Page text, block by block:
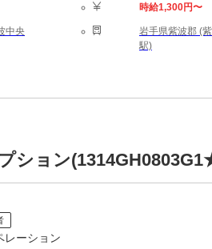
中央
時給1,300円〜
岩手県紫波郡 (
駅)
ション
ーション